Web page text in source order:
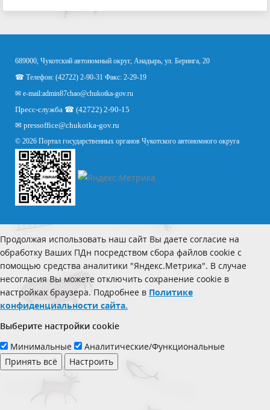
689000, Чукотский автономный округ, Анадырь, ул. Беринга, 20
☎ Телефон: (42722) 2-90-31 Факс: 2-29-19
✉ e-mail:admin87chao@chukotka-gov.ru
Пресс-служба ☎ (42722) 2-90-15
✉ pressoffice@chukotka-gov.ru
© 2026 Портал государственных органов Чукотского автономного округа
Продолжая использовать наш сайт Вы даете согласие на
обработку Ваших ПДн посредством сбора файлов cookie с
помощью средства аналитики "Яндекс.Метрика". В случае
несогласия Вы можете отключить сохранение cookie в
настройках браузера. Подробнее в Политике
конфиденциальности сайта.
Выберите настройки cookie
Минимальные
Аналитические/Функциональные
Принять всё
Настроить